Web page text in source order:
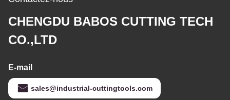
CHENGDU BABOS CUTTING TECH
CO.,LTD
E-mail
sales@industrial-cuttingtools.com